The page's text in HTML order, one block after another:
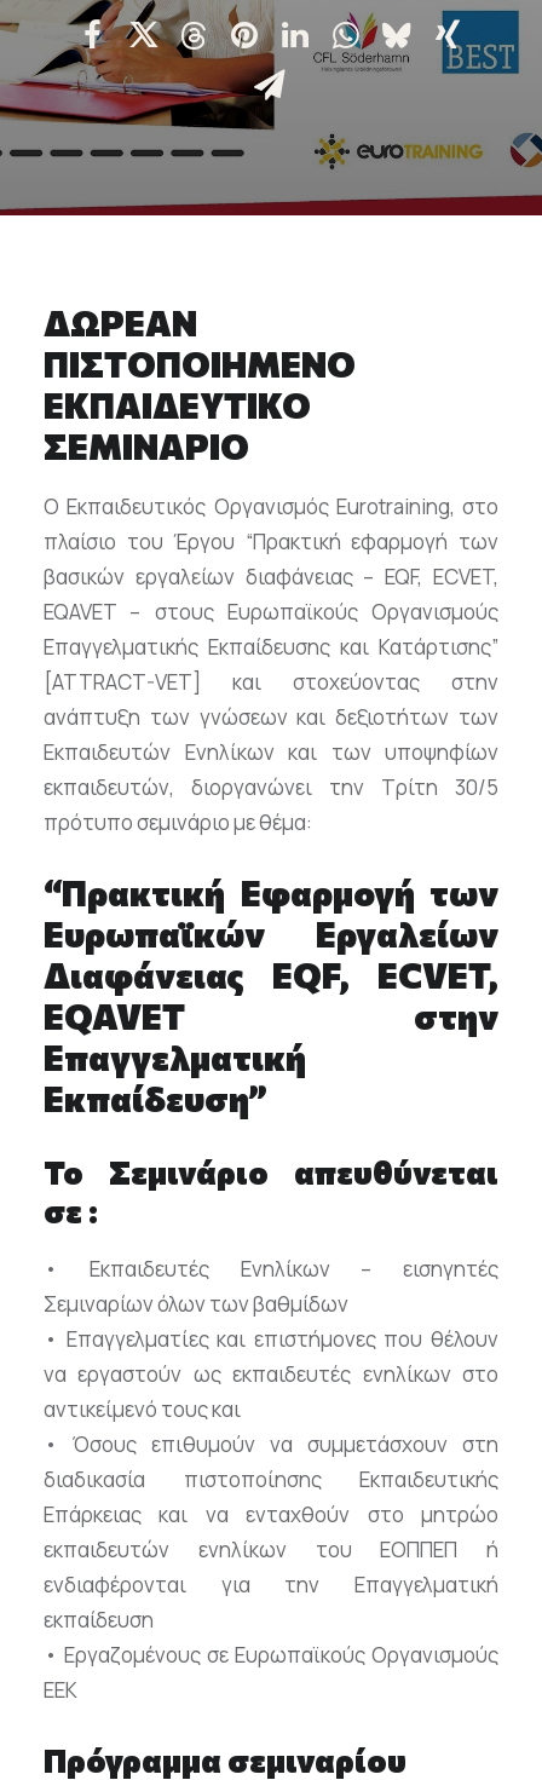
Επικοινωνία
Ευκαιρίες Καριέρας
ΔΩΡΕΑΝ
ΠΙΣΤΟΠΟΙΗΜΕΝΟ
ΕΚΠΑΙΔΕΥΤΙΚΟ
ΣΕΜΙΝΑΡΙΟ
O Εκπαιδευτικός Οργανισμός Eurotraining, στο
πλαίσιο του Έργου “Πρακτική εφαρμογή των
βασικών εργαλείων διαφάνειας – EQF, ECVET,
EQAVET – στους Ευρωπαϊκούς Οργανισμούς
Επαγγελματικής Εκπαίδευσης και Κατάρτισης”
[ATTRACT-VET] και στοχεύοντας στην
ανάπτυξη των γνώσεων και δεξιοτήτων των
Εκπαιδευτών Ενηλίκων και των υποψηφίων
εκπαιδευτών, διοργανώνει την Τρίτη 30/5
πρότυπο σεμινάριο με θέμα:
“Πρακτική Εφαρμογή των
Ευρωπαϊκών Εργαλείων
Διαφάνειας EQF, ECVET,
EQAVET στην
Επαγγελματική
Εκπαίδευση”
Το Σεμινάριο απευθύνεται
σε :
• Εκπαιδευτές Ενηλίκων – εισηγητές
Σεμιναρίων όλων των βαθμίδων
• Επαγγελματίες και επιστήμονες που θέλουν
να εργαστούν ως εκπαιδευτές ενηλίκων στο
αντικείμενό τους και
• Όσους επιθυμούν να συμμετάσχουν στη
διαδικασία πιστοποίησης Εκπαιδευτικής
Επάρκειας και να ενταχθούν στο μητρώο
εκπαιδευτών ενηλίκων του ΕΟΠΠΕΠ ή
ενδιαφέρονται για την Επαγγελματική
εκπαίδευση
• Εργαζομένους σε Ευρωπαϊκούς Οργανισμούς
ΕΕΚ
Πρόγραμμα σεμιναρίου